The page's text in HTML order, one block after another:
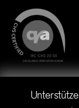
Spendenkonto:
0500 0001